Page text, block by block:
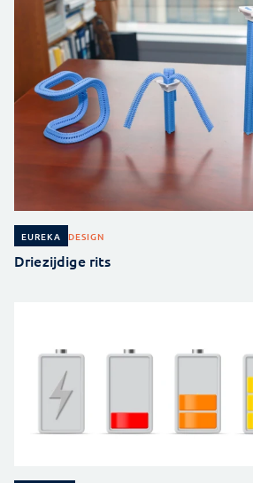
EUREKA DESIGN
Driezijdige rits